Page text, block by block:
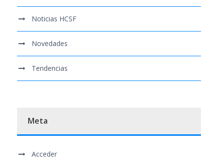
Noticias HCSF
Novedades
Tendencias
Meta
Acceder